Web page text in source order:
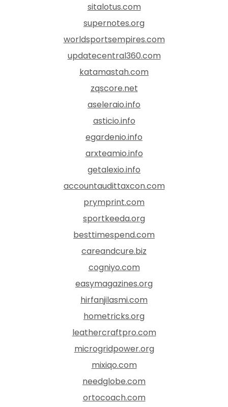
sitalotus.com
supernotes.org
worldsportsempires.com
updatecentral360.com
katamastah.com
zqscore.net
aseleraio.info
asticio.info
egardenio.info
arxteamio.info
getalexio.info
accountaudittaxcon.com
prymprint.com
sportkeeda.org
besttimespend.com
careandcure.biz
cogniyo.com
easymagazines.org
hirfanjilasmi.com
hometricks.org
leathercraftpro.com
microgridpower.org
mixiqo.com
needglobe.com
ortocoach.com